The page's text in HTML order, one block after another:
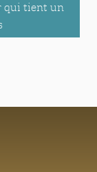
qui tient un